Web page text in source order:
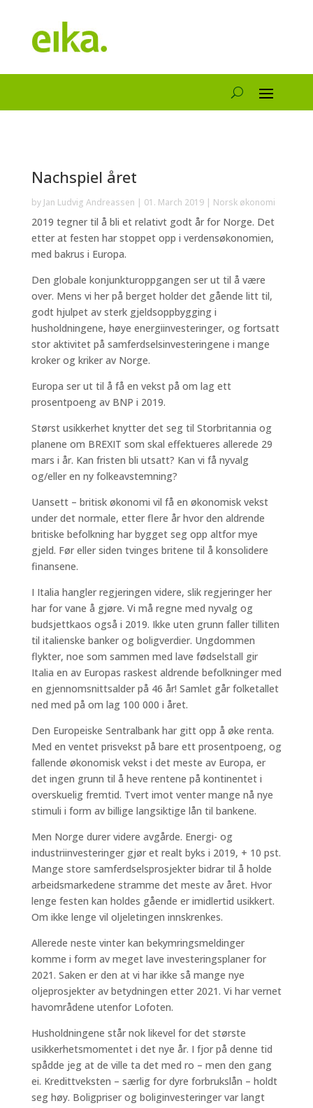
Nachspiel året
by Jan Ludvig Andreassen | 01. March 2019| Norsk økonomi
2019 tegner til å bli et relativt godt år for Norge. Det
etter at festen har stoppet opp i verdensøkonomien,
med bakrus i Europa.
Den globale konjunkturoppgangen ser ut til å være
over. Mens vi her på berget holder det gående litt til,
godt hjulpet av sterk gjeldsoppbygging i
husholdningene, høye energiinvesteringer, og fortsatt
stor aktivitet på samferdselsinvesteringene i mange
kroker og kriker av Norge.
Europa ser ut til å få en vekst på om lag ett
prosentpoeng av BNP i 2019.
Størst usikkerhet knytter det seg til Storbritannia og
planene om BREXIT som skal effektueres allerede 29
mars i år. Kan fristen bli utsatt? Kan vi få nyvalg
og/eller en ny folkeavstemning?
Uansett – britisk økonomi vil få en økonomisk vekst
under det normale, etter flere år hvor den aldrende
britiske befolkning har bygget seg opp altfor mye
gjeld. Før eller siden tvinges britene til å konsolidere
finansene.
I Italia hangler regjeringen videre, slik regjeringer her
har for vane å gjøre. Vi må regne med nyvalg og
budsjettkaos også i 2019. Ikke uten grunn faller tilliten
til italienske banker og boligverdier. Ungdommen
flykter, noe som sammen med lave fødselstall gir
Italia en av Europas raskest aldrende befolkninger med
en gjennomsnittsalder på 46 år! Samlet går folketallet
ned med på om lag 100 000 i året.
Den Europeiske Sentralbank har gitt opp å øke renta.
Med en ventet prisvekst på bare ett prosentpoeng, og
fallende økonomisk vekst i det meste av Europa, er
det ingen grunn til å heve rentene på kontinentet i
overskuelig fremtid. Tvert imot venter mange nå nye
stimuli i form av billige langsiktige lån til bankene.
Men Norge durer videre avgårde. Energi- og
industriinvesteringer gjør et realt byks i 2019, + 10 pst.
Mange store samferdselsprosjekter bidrar til å holde
arbeidsmarkedene stramme det meste av året. Hvor
lenge festen kan holdes gående er imidlertid usikkert.
Om ikke lenge vil oljeletingen innskrenkes.
Allerede neste vinter kan bekymringsmeldinger
komme i form av meget lave investeringsplaner for
2021. Saken er den at vi har ikke så mange nye
oljeprosjekter av betydningen etter 2021. Vi har vernet
havområdene utenfor Lofoten.
Husholdningene står nok likevel for det største
usikkerhetsmomentet i det nye år. I fjor på denne tid
spådde jeg at de ville ta det med ro – men den gang
ei. Kredittveksten – særlig for dyre forbrukslån – holdt
seg høy. Boligpriser og boliginvesteringer var langt